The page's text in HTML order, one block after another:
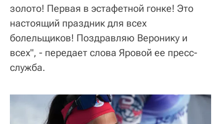
золото! Первая в эстафетной гонке! Это
настоящий праздник для всех
болельщиков! Поздравляю Веронику и
всех", - передает слова Яровой ее пресс-
служба.